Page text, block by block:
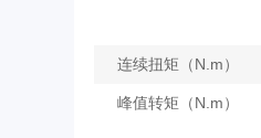
连续扭矩（N.m）
峰值转矩（N.m）